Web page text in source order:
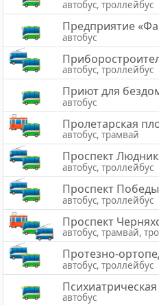
автобус, троллейбус
Предприятие
автобус
автобус, троллейбус
Приют для
автобус
Пролетарская
автобус, трамвай
Проспект
автобус, троллейбус
Проспект Победы
автобус, троллейбус
Проспект
автобус, трамвай,
Протезно-
автобус, троллейбус
автобус